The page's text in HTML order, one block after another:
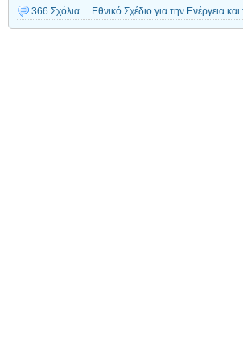
366 Σχόλια
Εθνικό Σχέδιο για την Ενέργεια